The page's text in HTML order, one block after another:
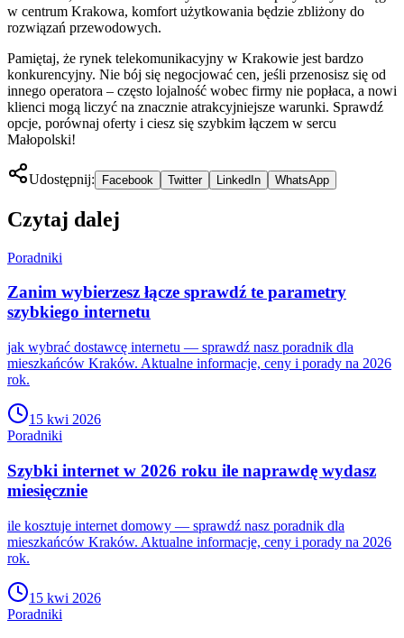
w centrum Krakowa, komfort użytkowania będzie zbliżony do
rozwiązań przewodowych.
Pamiętaj, że rynek telekomunikacyjny w Krakowie jest bardzo
konkurencyjny. Nie bój się negocjować cen, jeśli przenosisz się od
innego operatora – często lojalność wobec firmy nie popłaca, a nowi
klienci mogą liczyć na znacznie atrakcyjniejsze warunki. Sprawdź
opcje, porównaj oferty i ciesz się szybkim łączem w sercu
Małopolski!
Udostępnij: Facebook Twitter LinkedIn WhatsApp
Czytaj dalej
Poradniki
Zanim wybierzesz łącze sprawdź te parametry
szybkiego internetu
jak wybrać dostawcę internetu — sprawdź nasz poradnik dla
mieszkańców Kraków. Aktualne informacje, ceny i porady na 2026
rok.
15 kwi 2026
Poradniki
Szybki internet w 2026 roku ile naprawdę wydasz
miesięcznie
ile kosztuje internet domowy — sprawdź nasz poradnik dla
mieszkańców Kraków. Aktualne informacje, ceny i porady na 2026
rok.
15 kwi 2026
Poradniki